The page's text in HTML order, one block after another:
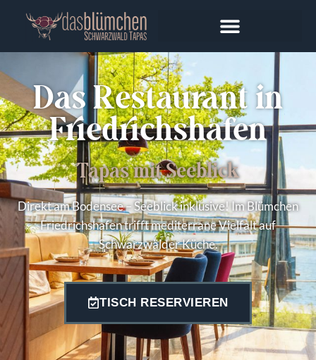
Das Restaurant in
Friedrichshafen
Tapas mit Seeblick
Direkt am Bodensee – Seeblick inklusive! Im Blümchen
Friedrichshafen trifft mediterrane Vielfalt auf
Schwarzwälder Küche.
TISCH RESERVIEREN